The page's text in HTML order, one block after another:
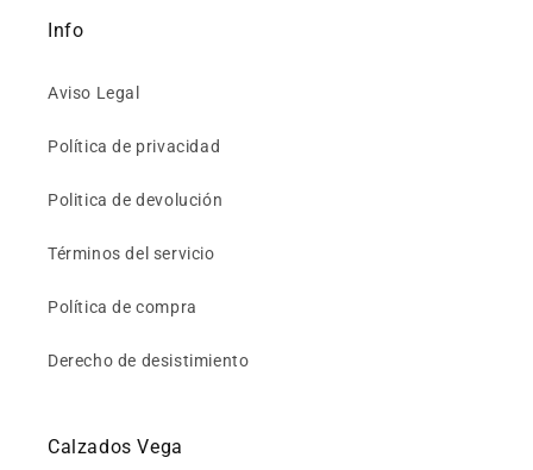
Info
Aviso Legal
Política de privacidad
Politica de devolución
Términos del servicio
Política de compra
Derecho de desistimiento
Calzados Vega